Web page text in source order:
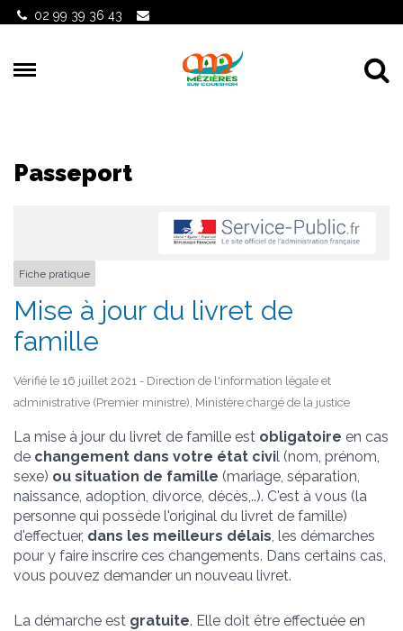
Gestion des traceurs
02 99 39 36 43
Passeport
Fiche pratique
Mise à jour du livret de
famille
Vérifié le 16 juillet 2021 - Direction de l'information légale et
administrative (Premier ministre), Ministère chargé de la justice
La mise à jour du livret de famille est obligatoire en cas
de changement dans votre état civil (nom, prénom,
sexe) ou situation de famille (mariage, séparation,
naissance, adoption, divorce, décès,..). C'est à vous (la
personne qui possède l'original du livret de famille)
d'effectuer, dans les meilleurs délais, les démarches
pour y faire inscrire ces changements. Dans certains cas,
vous pouvez demander un nouveau livret.
La démarche est gratuite. Elle doit être effectuée en